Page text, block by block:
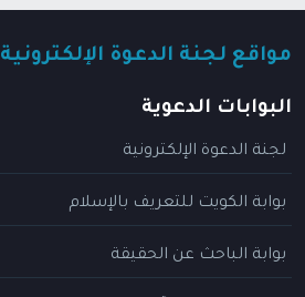
مواقع لجنة الدعوة الإلكترونية
البوابات الدعوية
لجنة الدعوة الإلكترونية
بوابة الكويت للتعريف بالإسلام
بوابة الباحث عن الحقيقة